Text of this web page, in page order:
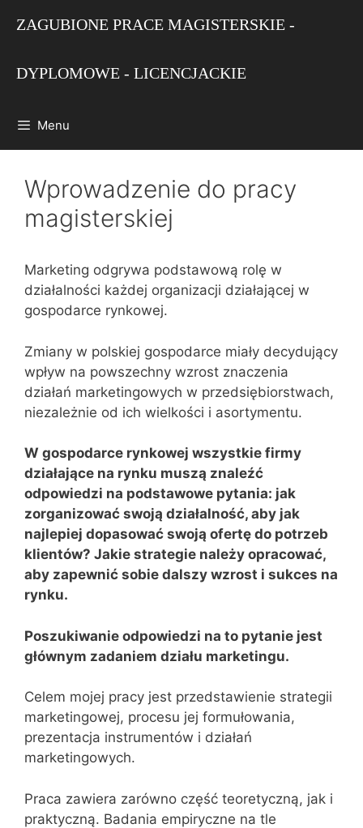
ZAGUBIONE PRACE MAGISTERSKIE -
DYPLOMOWE - LICENCJACKIE
Menu
Wprowadzenie do pracy
magisterskiej
Marketing odgrywa podstawową rolę w
działalności każdej organizacji działającej w
gospodarce rynkowej.
Zmiany w polskiej gospodarce miały decydujący
wpływ na powszechny wzrost znaczenia
działań marketingowych w przedsiębiorstwach,
niezależnie od ich wielkości i asortymentu.
W gospodarce rynkowej wszystkie firmy
działające na rynku muszą znaleźć
odpowiedzi na podstawowe pytania: jak
zorganizować swoją działalność, aby jak
najlepiej dopasować swoją ofertę do potrzeb
klientów? Jakie strategie należy opracować,
aby zapewnić sobie dalszy wzrost i sukces na
rynku.
Poszukiwanie odpowiedzi na to pytanie jest
głównym zadaniem działu marketingu.
Celem mojej pracy jest przedstawienie strategii
marketingowej, procesu jej formułowania,
prezentacja instrumentów i działań
marketingowych.
Praca zawiera zarówno część teoretyczną, jak i
praktyczną. Badania empiryczne na tle